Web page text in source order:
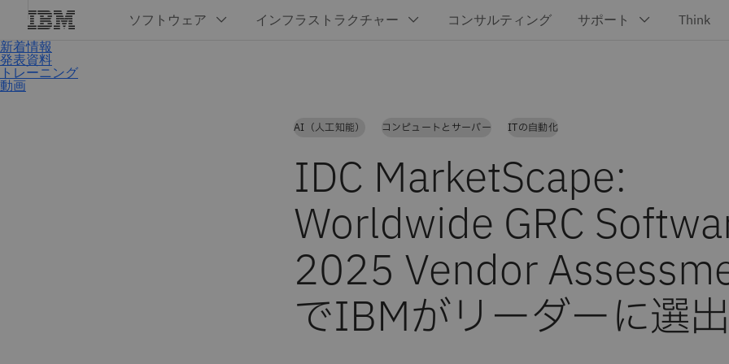
AI（人工知能） コンピュートとサーバー ITの自動化
IDC MarketScape:
Worldwide GRC
2025 Vendor
でIBMがリーダーに選出